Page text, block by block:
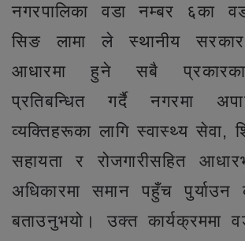
नगरपालिका वडा नम्बर ६का
सिङ लामा ले स्थानीय सरकार
आधारमा हुने सबै प्रकारका
प्रतिबन्धित गर्दै नगरमा
व्यक्तिहरूका लागि स्वास्थ्य सेवा,
सहायता र रोजगारीसहित
अधिकारमा समान पहुँच पुर्याउन
बताउनुभयो। उक्त कार्यक्रममा